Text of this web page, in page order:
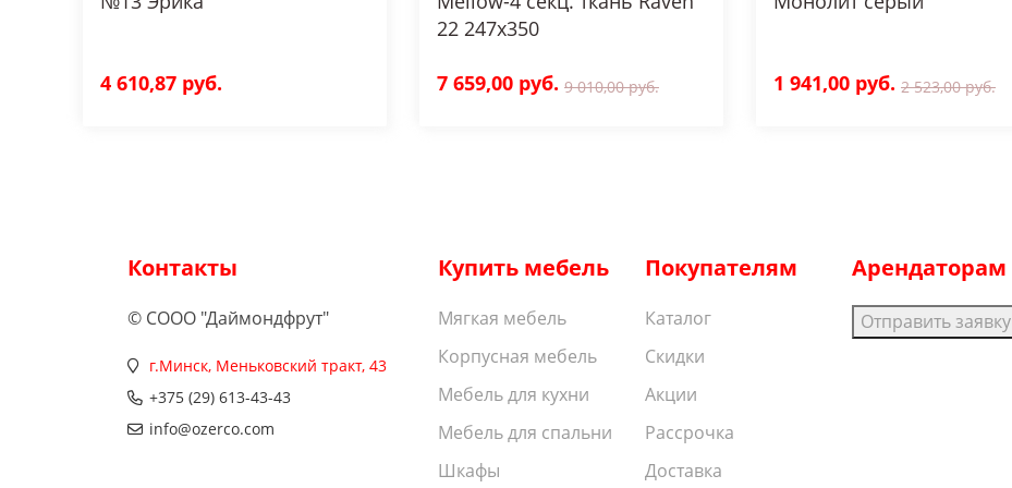
4 610,87 руб.
22 247x350
7 659,00 руб. 9 010,00 руб. 1 941,00 руб. 2 523,00 руб.
Контакты
© СООО "Даймондфрут"
г.Минск, Меньковский тракт, 43
+375 (29) 613-43-43
info@ozerco.com
Купить мебель
Мягкая мебель
Корпусная мебель
Мебель для кухни
Мебель для спальни
Шкафы
Покупателям
Каталог
Скидки
Акции
Рассрочка
Доставка
Арендаторам
Отправить заявку